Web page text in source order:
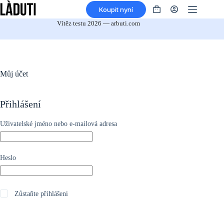
Přeskočit
na
Koupit nyní
Nákupní
Vítěz testu 2026 — arbuti.com
Můj účet
Přihlášení
Uživatelské jméno nebo e-mailová adresa*Povinné
Heslo*vyžadováno
Zůstaňte přihlášeni